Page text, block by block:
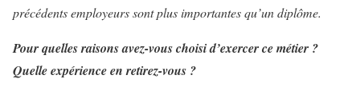
précédents employeurs sont plus importantes qu’un diplôme.
Pour quelles raisons avez-vous choisi d’exercer ce métier ?
Quelle expérience en retirez-vous ?